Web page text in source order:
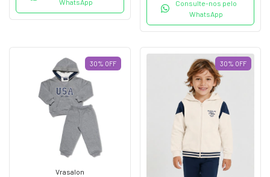
WhatsApp
Consulte-nos pelo
WhatsApp
30% OFF
Vrasalon
30% OFF